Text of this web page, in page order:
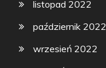
listopad 2022
październik 2022
wrzesień 2022